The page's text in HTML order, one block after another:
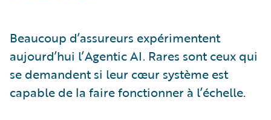
Beaucoup d’assureurs expérimentent
aujourd’hui l’Agentic AI. Rares sont ceux qui
se demandent si leur cœur système est
capable de la faire fonctionner à l’échelle.